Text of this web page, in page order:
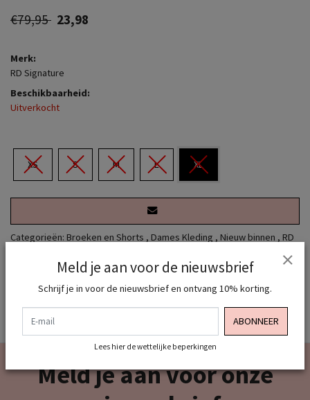
€79,95 23,98
Merk:
RD Signature
Beschikbaarheid:
Uitverkocht
XS S M L XL
Categorieën: Broeken en Shorts , Dames Kleding , Nieuw binnen , RD
Meld je aan voor onze
Meld je aan voor de nieuwsbrief
Schrijf je in voor de nieuwsbrief en ontvang 10% korting.
ABONNEER
Lees hier de wettelijke beperkingen